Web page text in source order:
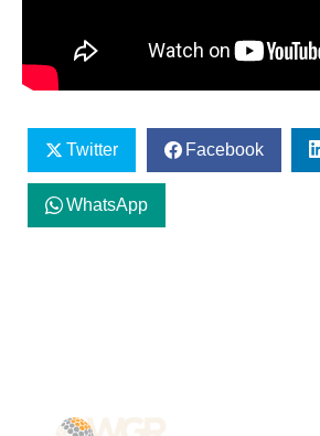
Twitter Facebook
WhatsApp